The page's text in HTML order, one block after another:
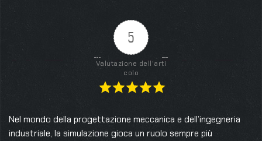
5
Valutazione dell'arti
colo
Nel mondo della progettazione meccanica e dell’ingegneria
industriale, la simulazione gioca un ruolo sempre più